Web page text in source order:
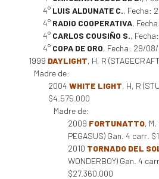
4° LUIS ALDUNATE C., Fecha:
4° RADIO COOPERATIVA,
4° CARLOS COUSIÑO S.,
4° COPA DE ORO, Fecha: 29/
1999 DAYLIGHT, H, R
Madre de:
2004 WHITE LIGHT, H, R
$4.575.000
Madre de:
2009 FORTUNATTO, M,
PEGASUS) Gan. 4 carr.
2010 TORNADO DEL
WONDERBOY) Gan. 4
$27.360.000